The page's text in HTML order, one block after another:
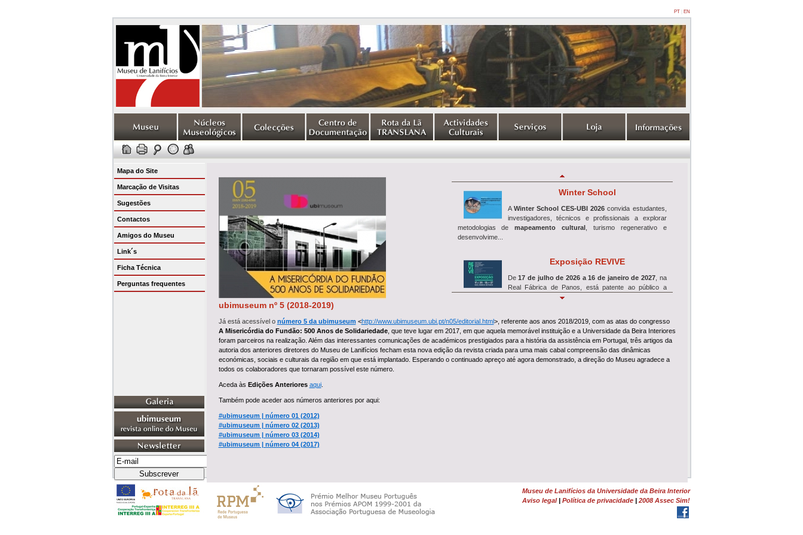
PT| EN
Mapa do Site
Marcação de Visitas
Sugestões
Contactos
Amigos do Museu
Link´s
Ficha Técnica
Perguntas frequentes
Winter School
A Winter School CES-UBI 2026 convida estudantes,
investigadores, técnicos e profissionais a explorar
metodologias demapeamento cultural , turismo regenerativo e
desenvolvime...
Exposição REVIVE
De17 de julho de 2026 a 16 de janeiro de 2027, na
Real Fábrica de Panos, está patente ao público a
Simpósio REVIVE
14 e 18 de julho, o Museu de Lanifícios acolhe
simpósio de encerramentodo projeto de
investigação REVIVE, que inclui seminário,...
ubimuseum nº 5 (2018-2019)
Já está acessível o número 5 da ubimuseum <http://www.ubimuseum.ubi.pt/n05/editorial.html>, referente aos anos 2018/2019, com as atas do congresso
A Misericórdia do Fundão: 500 Anos de Solidariedade, que teve lugar em 2017, em que aquela memorável instituição e a Universidade da Beira Interiores
foram parceiros na realização. Além das interessantes comunicações de académicos prestigiados para a história da assistência em Portugal, três artigos da
autoria dos anteriores diretores do Museu de Lanifícios fecham esta nova edição da revista criada para uma mais cabal compreensão das dinâmicas
económicas, sociais e culturais da região em que está implantado. Esperando o continuado apreço até agora demonstrado, a direção do Museu agradece a
todos os colaboradores que tornaram possível este número.
Aceda às Edições Anteriores aqui.
Também pode aceder aos números anteriores por aqui:
#ubimuseum | número 01 (2012)
#ubimuseum | número 02 (2013)
#ubimuseum | número 03 (2014)
#ubimuseum | número 04 (2017)
Museu de Lanifícios da Universidade da Beira Interior
Aviso legal | Política de privacidade | 2008 Assec Sim!